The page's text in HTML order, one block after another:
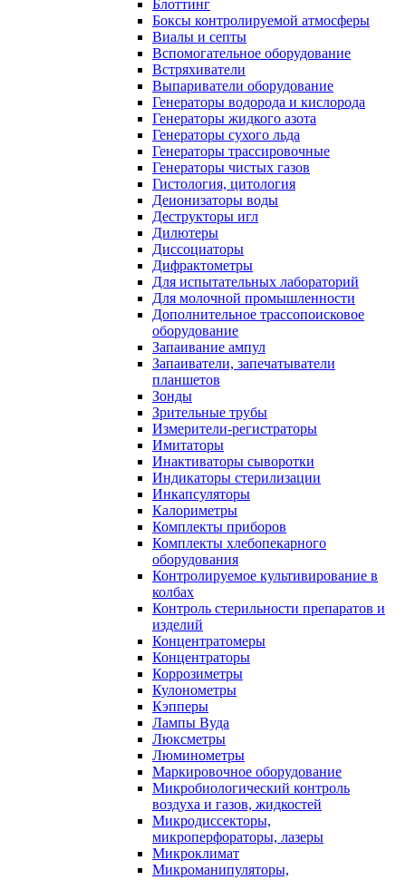
Блоттинг
Боксы контролируемой атмосферы
Виалы и септы
Вспомогательное оборудование
Встряхиватели
Выпариватели оборудование
Генераторы водорода и кислорода
Генераторы жидкого азота
Генераторы сухого льда
Генераторы трассировочные
Генераторы чистых газов
Гистология, цитология
Деионизаторы воды
Деструкторы игл
Дилютеры
Диссоциаторы
Дифрактометры
Для испытательных лабораторий
Для молочной промышленности
Дополнительное трассопоисковое
оборудование
Запаивание ампул
Запаиватели, запечатыватели
планшетов
Зонды
Зрительные трубы
Измерители-регистраторы
Имитаторы
Инактиваторы сыворотки
Индикаторы стерилизации
Инкапсуляторы
Калориметры
Комплекты приборов
Комплекты хлебопекарного
оборудования
Контролируемое культивирование в
колбах
Контроль стерильности препаратов и
изделий
Концентратомеры
Концентраторы
Коррозиметры
Кулонометры
Кэпперы
Лампы Вуда
Люксметры
Люминометры
Маркировочное оборудование
Микробиологический контроль
воздуха и газов, жидкостей
Микродиссекторы,
микроперфораторы, лазеры
Микроклимат
Микроманипуляторы,